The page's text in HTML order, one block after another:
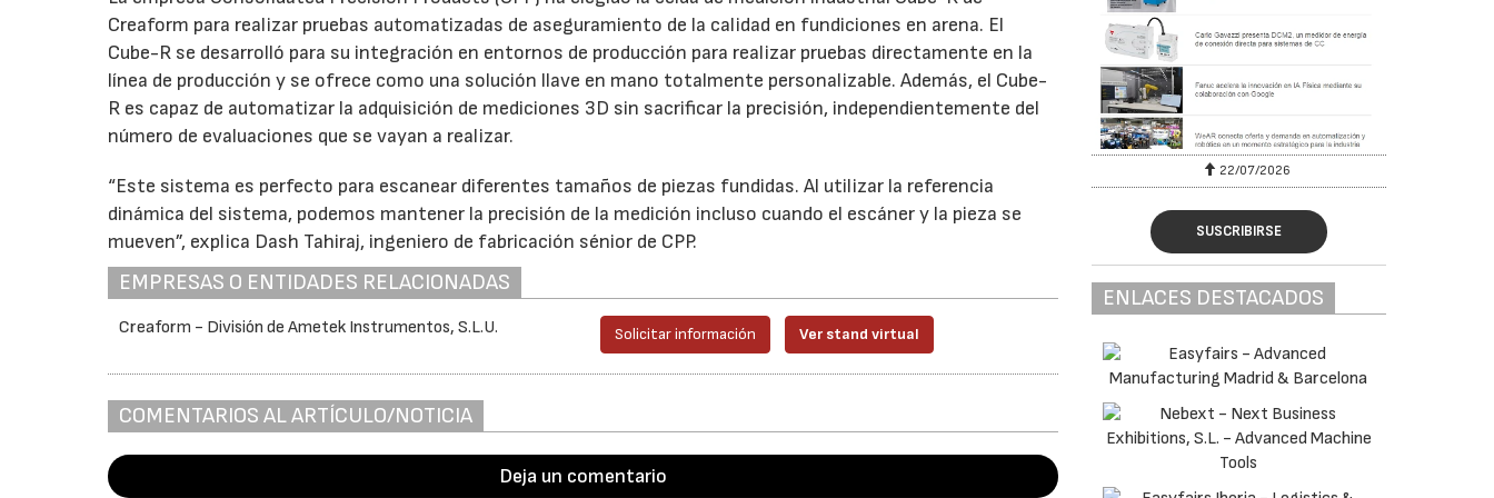
Creaform para realizar pruebas automatizadas de aseguramiento de la calidad en fundiciones en arena. El
Cube-R se desarrolló para su integración en entornos de producción para realizar pruebas directamente en la
línea de producción y se ofrece como una solución llave en mano totalmente personalizable. Además, el Cube-
R es capaz de automatizar la adquisición de mediciones 3D sin sacrificar la precisión, independientemente del
número de evaluaciones que se vayan a realizar.
“Este sistema es perfecto para escanear diferentes tamaños de piezas fundidas. Al utilizar la referencia
dinámica del sistema, podemos mantener la precisión de la medición incluso cuando el escáner y la pieza se
mueven”, explica Dash Tahiraj, ingeniero de fabricación sénior de CPP.
EMPRESAS O ENTIDADES RELACIONADAS
Creaform - División de Ametek Instrumentos, S.L.U. Solicitar información Ver stand virtual
COMENTARIOS AL ARTÍCULO/NOTICIA
Deja un comentario
22/07/2026
SUSCRIBIRSE
ENLACES DESTACADOS